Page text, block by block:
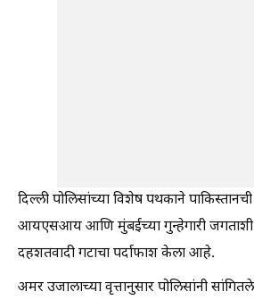
दिल्ली पोलिसांच्या विशेष पथकाने
आयएसआय आणि मुंबईच्या गुन्हेगारी
दहशतवादी गटाचा पर्दाफाश केला आहे.
अमर उजालाच्या वृत्तानुसार पोलिसांनी